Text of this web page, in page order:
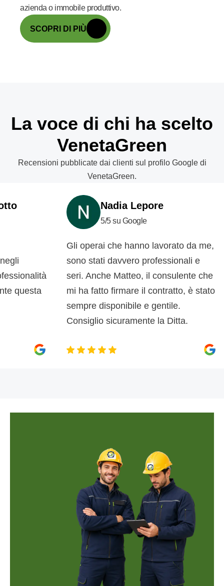
azienda o immobile produttivo.
SCOPRI DI PIÙ
La voce di chi ha scelto
VenetaGreen
Recensioni pubblicate dai clienti sul profilo Google di
VenetaGreen.
Nadia Lepore
5/5 su Google
Gli operai che hanno lavorato da me,
sono stati davvero professionali e
seri. Anche Matteo, il consulente che
mi ha fatto firmare il contratto, è stato
sempre disponibile e gentile.
Consiglio sicuramente la Ditta.